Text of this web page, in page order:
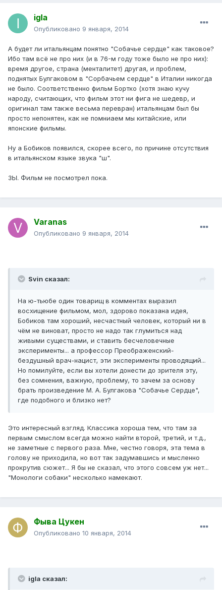
igla
Опубликовано 9 января, 2014
А будет ли итальянцам понятно "Собачье сердце" как таковое?
Ибо там всё не про них (и в 76-м году тоже было не про них):
время другое, страна (менталитет) другая, и проблем,
поднятых Булгаковом в "Сорбачьем сердце" в Италии никогда
не было. Соответственно фильм Бортко (хотя знаю кучу
народу, считающих, что фильм этот ни фига не шедевр, и
оригинал там также весьма перевран) итальянцам был бы
просто непонятен, как не помниаем мы китайские, или
японские фильмы.
Ну а Бобиков появился, скорее всего, по причине отсутствия
в итальянском языке звука "ш".
ЗЫ. Фильм не посмотрел пока.
Varanas
Опубликовано 9 января, 2014
Svin сказал:
На ю-тьюбе один товарищ в комментах выразил
восхищение фильмом, мол, здорово показана идея,
Бобиков там хороший, несчастный человек, который ни в
чём не виноват, просто не надо так глумиться над
живыми существами, и ставить бесчеловечные
эксперименты... а профессор Преображенский-
бездушный врач-нацист, эти эксперименты проводящий...
Но помилуйте, если вы хотели донести до зрителя эту,
без сомнения, важную, проблему, то зачем за основу
брать произведение М. А. Булгакова "Собачье Сердце",
где подобного и близко нет?
Это интересный взгляд. Классика хороша тем, что там за
первым смыслом всегда можно найти второй, третий, и т.д.,
не заметные с первого раза. Мне, честно говоря, эта тема в
голову не приходила, но вот так задумавшись и мысленно
прокрутив сюжет... Я бы не сказал, что этого совсем уж нет...
"Монологи собаки" несколько намекают.
Фыва Цукен
Опубликовано 10 января, 2014
igla сказал: